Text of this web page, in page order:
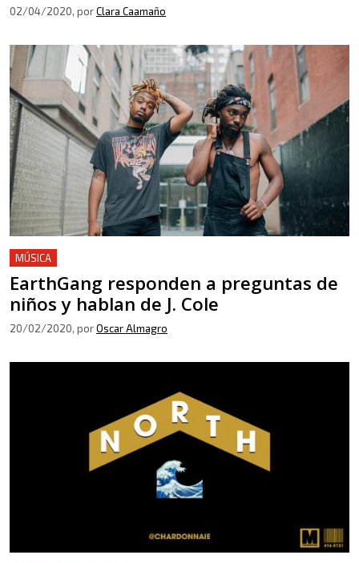
02/04/2020, porClara Caamaño
MÚSICA
EarthGang responden a preguntas de
niños y hablan de J. Cole
20/02/2020, porOscar Almagro